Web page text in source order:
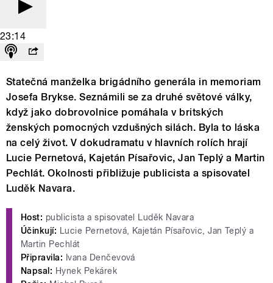
23:14
Statečná manželka brigádního generála in memoriam
Josefa Brykse. Seznámili se za druhé světové války,
když jako dobrovolnice pomáhala v britských
ženských pomocných vzdušných silách. Byla to láska
na celý život. V dokudramatu v hlavních rolích hrají
Lucie Pernetová, Kajetán Písařovic, Jan Teplý a Martin
Pechlát. Okolnosti přibližuje publicista a spisovatel
Luděk Navara.
Host: publicista a spisovatel Luděk Navara
Účinkují: Lucie Pernetová, Kajetán Písařovic, Jan Teplý a
Martin Pechlát
Připravila: Ivana Denčevová
Napsal: Hynek Pekárek